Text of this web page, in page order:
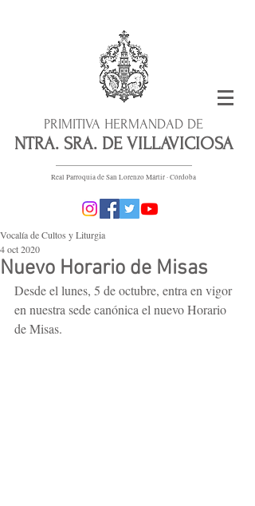
PRIMITIVA HERMANDAD DE
NTRA. SRA. DE VILLAVICIOSA
Real Parroquia de San Lorenzo Mártir · Córdoba
Nuevo Horario de Misas
Vocalía de Cultos y Liturgia
4 oct 2020
Desde el lunes, 5 de octubre, entra en vigor
en nuestra sede canónica el nuevo Horario
de Misas.